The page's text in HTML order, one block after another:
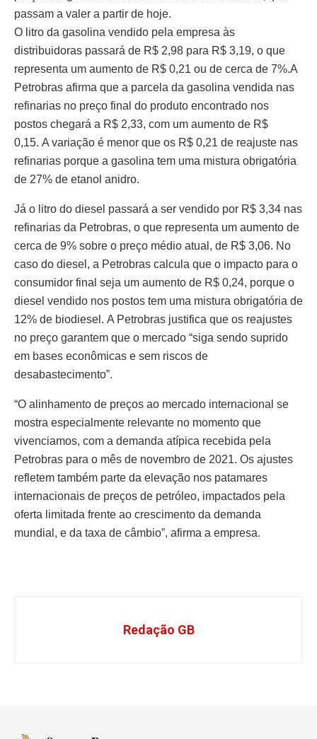
passam a valer a partir de hoje.
O litro da gasolina vendido pela empresa às
distribuidoras passará de R$ 2,98 para R$ 3,19, o que
representa um aumento de R$ 0,21 ou de cerca de 7%.A
Petrobras afirma que a parcela da gasolina vendida nas
refinarias no preço final do produto encontrado nos
postos chegará a R$ 2,33, com um aumento de R$
0,15. A variação é menor que os R$ 0,21 de reajuste nas
refinarias porque a gasolina tem uma mistura obrigatória
de 27% de etanol anidro.
Já o litro do diesel passará a ser vendido por R$ 3,34 nas
refinarias da Petrobras, o que representa um aumento de
cerca de 9% sobre o preço médio atual, de R$ 3,06. No
caso do diesel, a Petrobras calcula que o impacto para o
consumidor final seja um aumento de R$ 0,24, porque o
diesel vendido nos postos tem uma mistura obrigatória de
12% de biodiesel. A Petrobras justifica que os reajustes
no preço garantem que o mercado “siga sendo suprido
em bases econômicas e sem riscos de
desabastecimento”.
“O alinhamento de preços ao mercado internacional se
mostra especialmente relevante no momento que
vivenciamos, com a demanda atípica recebida pela
Petrobras para o mês de novembro de 2021. Os ajustes
refletem também parte da elevação nos patamares
internacionais de preços de petróleo, impactados pela
oferta limitada frente ao crescimento da demanda
mundial, e da taxa de câmbio”, afirma a empresa.
Redação GB